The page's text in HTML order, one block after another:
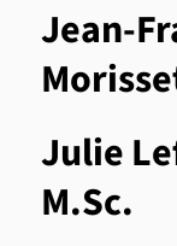
Jean-
Julie
M.Sc.